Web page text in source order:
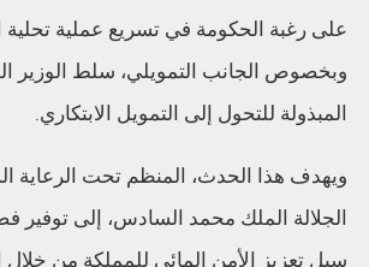
على رغبة الحكومة في تسريع عملية تحلية
وبخصوص الجانب التمويلي، سلط الوزير
المبذولة للتحول إلى التمويل الابتكاري.
ويهدف هذا الحدث، المنظم تحت الرعاية
الجلالة الملك محمد السادس، إلى توفير
سبل تعزيز الأمن المائي للمملكة من